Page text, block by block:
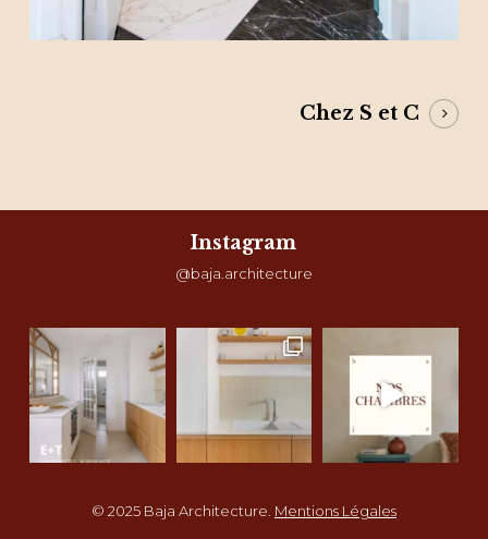
Chez S et C
Instagram
@baja.architecture
© 2025 Baja Architecture. Mentions Légales